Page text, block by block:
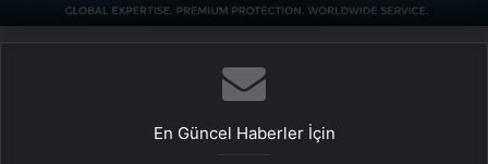
En Güncel Haberler İçin